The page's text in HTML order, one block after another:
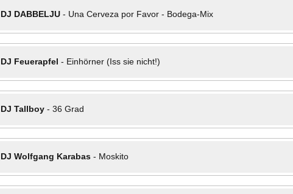
DJ DABBELJU- Una Cerveza por Favor - Bodega-Mix
DJ Feuerapfel - Einhörner (Iss sie nicht!)
DJ Tallboy- 36 Grad
DJ Wolfgang Karabas- Moskito